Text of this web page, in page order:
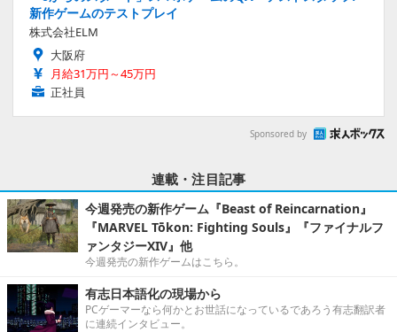
新作ゲームのテストプレイ
株式会社ELM
大阪府
月給31万円～45万円
正社員
Sponsored by
連載・注目記事
今週発売の新作ゲーム『Beast of Reincarnation』
『MARVEL Tōkon: Fighting Souls』『ファイナルフ
ァンタジーXIV』他
今週発売の新作ゲームはこちら。
有志日本語化の現場から
PCゲーマーなら何かとお世話になっているであろう有志翻訳者
に連続インタビュー。